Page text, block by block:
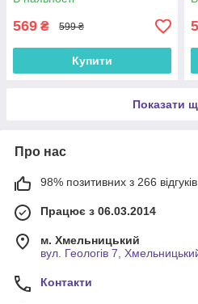
бежево-білі (NS-301)
569 ₴ 599 ₴
Купити
Показати
Про нас
98% позитивних з 266 відгуків
Працює з 06.03.2014
м. Хмельницький
вул. Геологів 7,
Контакти